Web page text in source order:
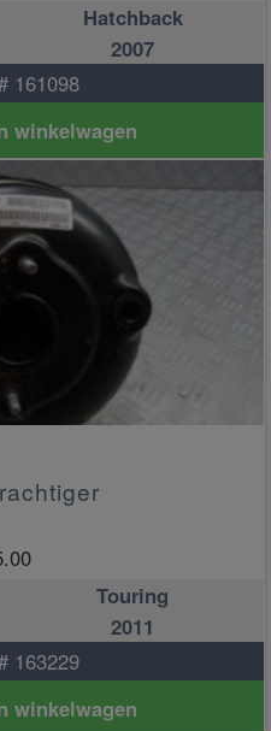
Hatchback
2007
161098
winkelwagen
Touring
2011
163229
winkelwagen